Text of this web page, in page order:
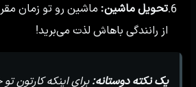
6. تحویل ماشین: ماشین رو تو زمان
از رانندگی باهاش لذت می‌برید!
یک نکته دوستانه: برای اینکه کارتون